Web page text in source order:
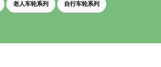
老人车轮系列 自行车轮系列